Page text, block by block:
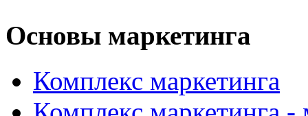
Основы маркетинга
Комплекс маркетинга